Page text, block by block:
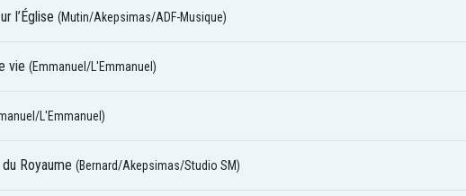
l’Église (Mutin/Akepsimas/ADF-Musique)
vie (Emmanuel/L'Emmanuel)
L'Emmanuel)
Royaume (Bernard/Akepsimas/Studio SM)